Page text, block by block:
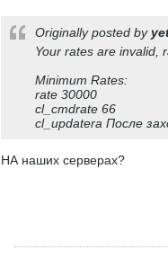
Originally posted by
Your rates are invalid,
Minimum Rates:
rate 30000
cl_cmdrate 66
cl_updatera После
НА наших серверах?